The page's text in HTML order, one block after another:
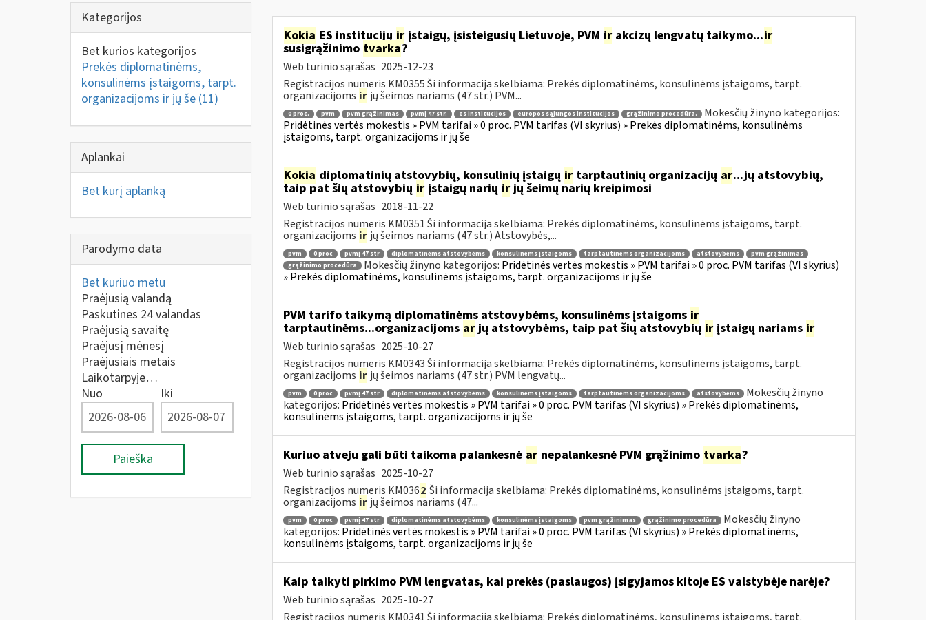
Kategorijos
Bet kurios kategorijos
Prekės diplomatinėms,
konsulinėms įstaigoms, tarpt.
organizacijoms ir jų še (11)
Aplankai
Bet kurį aplanką
Parodymo data
Bet kuriuo metu
Praėjusią valandą
Paskutines 24 valandas
Praėjusią savaitę
Praėjusį mėnesį
Praėjusiais metais
Laikotarpyje…
Nuo
Iki
Paieška
Kokia ES institucijųirįstaigų, įsisteigusių Lietuvoje, PVM irakcizų lengvatų taikymo...ir
susigrąžinimo tvarka?
Web turinio sąrašas 2025-12-23
Registracijos numeris KM0355 Ši informacija skelbiama: Prekės diplomatinėms, konsulinėms įstaigoms, tarpt.
organizacijoms ir jų šeimos nariams (47 str.) PVM...
0 proc. pvm pvm grąžinimas pvmį 47 str. es institucijos europos sąjungos institucijos grąžinimo procedūra.
Mokesčių žinyno kategorijos:
Pridėtinės vertės mokestis » PVM tarifai » 0 proc. PVM tarifas (VI skyrius) » Prekės diplomatinėms, konsulinėms
įstaigoms, tarpt. organizacijoms ir jų še
Kokia diplomatinių atstovybių, konsulinių įstaigų irtarptautinių organizacijų ar...jų atstovybių,
taip pat šių atstovybių irįstaigų narių irjų šeimų narių kreipimosi
Web turinio sąrašas 2018-11-22
Registracijos numeris KM0351 Ši informacija skelbiama: Prekės diplomatinėms, konsulinėms įstaigoms, tarpt.
organizacijoms ir jų šeimos nariams (47 str.) Atstovybės,...
pvm 0 proc pvmį 47 str diplomatinėms atstovybėms konsulinėms įstaigoms tarptautinėms organizacijoms atstovybėms
pvm grąžinimas
grąžinimo procedūra
Mokesčių žinyno kategorijos: Pridėtinės vertės mokestis » PVM tarifai » 0 proc. PVM tarifas (VI skyrius)
» Prekės diplomatinėms, konsulinėms įstaigoms, tarpt. organizacijoms ir jų še
PVM tarifo taikymą diplomatinėms atstovybėms, konsulinėms įstaigoms ir
tarptautinėms...organizacijoms arjų atstovybėms, taip pat šių atstovybių irįstaigų nariams ir
Web turinio sąrašas 2025-10-27
Registracijos numeris KM0343 Ši informacija skelbiama: Prekės diplomatinėms, konsulinėms įstaigoms, tarpt.
organizacijoms ir jų šeimos nariams (47 str.) PVM lengvatų...
pvm 0 proc pvmį 47 str diplomatinėms atstovybėms konsulinėms įstaigoms tarptautinėms organizacijoms atstovybėms
Mokesčių žinyno
kategorijos: Pridėtinės vertės mokestis » PVM tarifai » 0 proc. PVM tarifas (VI skyrius) » Prekės diplomatinėms,
konsulinėms įstaigoms, tarpt. organizacijoms ir jų še
Kuriuo atveju gali būti taikoma palankesnė arnepalankesnė PVM grąžinimo tvarka?
Web turinio sąrašas 2025-10-27
Registracijos numeris KM0362 Ši informacija skelbiama: Prekės diplomatinėms, konsulinėms įstaigoms, tarpt.
organizacijoms ir jų šeimos nariams (47...
pvm 0 proc pvmį 47 str diplomatinėms atstovybėms konsulinėms įstaigoms pvm grąžinimas grąžinimo procedūra
Mokesčių žinyno
kategorijos: Pridėtinės vertės mokestis » PVM tarifai » 0 proc. PVM tarifas (VI skyrius) » Prekės diplomatinėms,
konsulinėms įstaigoms, tarpt. organizacijoms ir jų še
Kaip taikyti pirkimo PVM lengvatas, kai prekės (paslaugos) įsigyjamos kitoje ES valstybėje narėje?
Web turinio sąrašas 2025-10-27